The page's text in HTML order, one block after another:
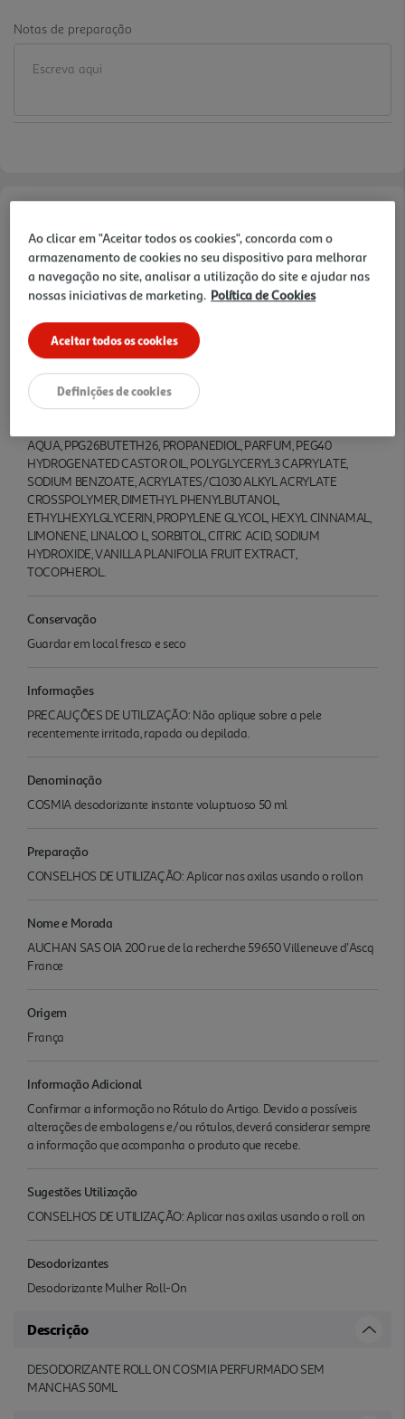
Notas de preparação
eficácia durante 24 horas. 0% sal de alumínio. antimanchas
Quantidade Liquida
0.05 LT
AQUA, PPG26BUTETH26, PROPANEDIOL, PARFUM, PEG40
HYDROGENATED CASTOR OIL, POLYGLYCERYL3 CAPRYLATE,
SODIUM BENZOATE, ACRYLATES/C1030 ALKYL ACRYLATE
CROSSPOLYMER, DIMETHYL PHENYLBUTANOL,
ETHYLHEXYLGLYCERIN, PROPYLENE GLYCOL, HEXYL CINNAMAL,
LIMONENE, LINALOO L, SORBITOL, CITRIC ACID, SODIUM
HYDROXIDE, VANILLA PLANIFOLIA FRUIT EXTRACT,
TOCOPHEROL.
Conservação
Guardar em local fresco e seco
Informações
PRECAUÇÕES DE UTILIZAÇÃO: Não aplique sobre a pele
recentemente irritada, rapada ou depilada.
Denominação
COSMIA desodorizante instante voluptuoso 50 ml
Preparação
CONSELHOS DE UTILIZAÇÃO: Aplicar nas axilas usando o rollon
Nome e Morada
AUCHAN SAS OIA 200 rue de la recherche 59650 Villeneuve d'Ascq
France
Origem
França
Informação Adicional
Confirmar a informação no Rótulo do Artigo. Devido a possíveis
alterações de embalagens e/ou rótulos, deverá considerar sempre
a informação que acompanha o produto que recebe.
Sugestões Utilização
CONSELHOS DE UTILIZAÇÃO: Aplicar nas axilas usando o roll on
Desodorizantes
Desodorizante Mulher Roll-On
Descrição
DESODORIZANTE ROLL ON COSMIA PERFURMADO SEM
MANCHAS 50ML
Ao clicar em "Aceitar todos os cookies", concorda com o
armazenamento de cookies no seu dispositivo para melhorar
a navegação no site, analisar a utilização do site e ajudar nas
nossas iniciativas de marketing. Política de Cookies
Aceitar todos os cookies
Definições de cookies